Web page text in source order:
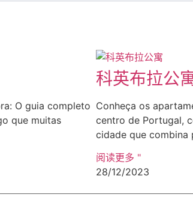
O guia completo
que muitas
科英布拉公
Conheça os
centro de Portugal,
cidade que
阅读更多 "
28/12/2023